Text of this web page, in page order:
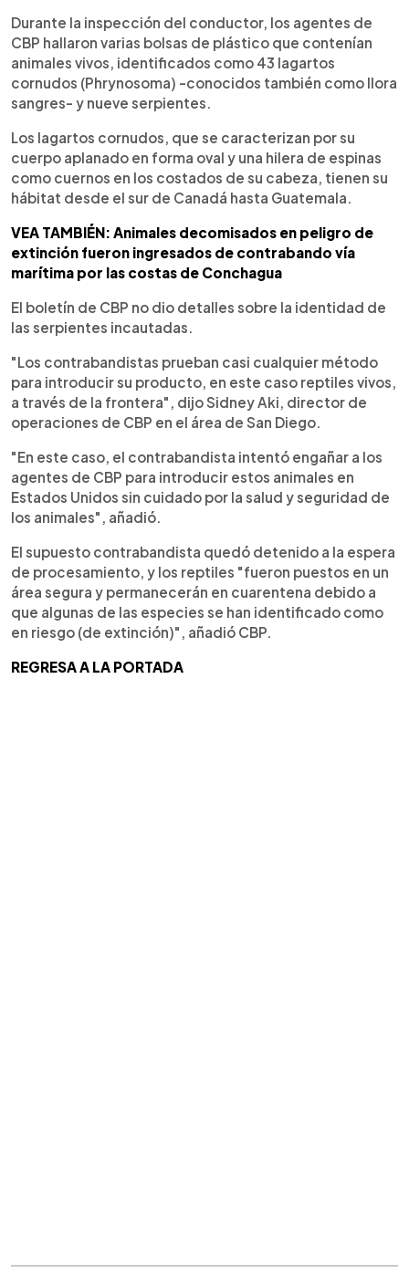
Durante la inspección del conductor, los agentes de
CBP hallaron varias bolsas de plástico que contenían
animales vivos, identificados como 43 lagartos
cornudos (Phrynosoma) -conocidos también como llora
sangres- y nueve serpientes.
Los lagartos cornudos, que se caracterizan por su
cuerpo aplanado en forma oval y una hilera de espinas
como cuernos en los costados de su cabeza, tienen su
hábitat desde el sur de Canadá hasta Guatemala.
VEA TAMBIÉN: Animales decomisados en peligro de
extinción fueron ingresados de contrabando vía
marítima por las costas de Conchagua
El boletín de CBP no dio detalles sobre la identidad de
las serpientes incautadas.
"Los contrabandistas prueban casi cualquier método
para introducir su producto, en este caso reptiles vivos,
a través de la frontera", dijo Sidney Aki, director de
operaciones de CBP en el área de San Diego.
"En este caso, el contrabandista intentó engañar a los
agentes de CBP para introducir estos animales en
Estados Unidos sin cuidado por la salud y seguridad de
los animales", añadió.
El supuesto contrabandista quedó detenido a la espera
de procesamiento, y los reptiles "fueron puestos en un
área segura y permanecerán en cuarentena debido a
que algunas de las especies se han identificado como
en riesgo (de extinción)", añadió CBP.
REGRESA A LA PORTADA